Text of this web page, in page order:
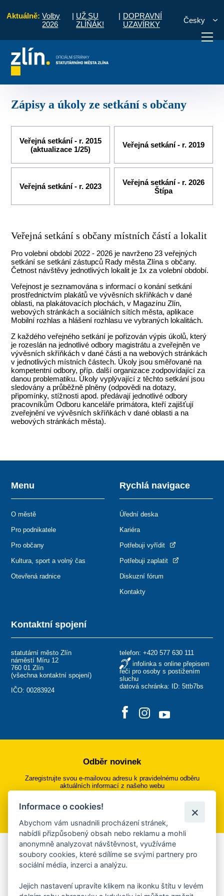
Aktuálně: Volby
2026
| UŽ SU
ZLÍŇÁK!
| DOPRAVNÍ
UZAVÍRKY
Česky
vyřídit Potřebuji zaplatit
Zápisy a úkoly ze setkání s občany
Veřejná setkání - r. 2015
(aktualizace 1/25)
Veřejná setkání - r. 2019
Veřejná setkání - r. 2023
Veřejná setkání - r. 2026
Štípa
Veřejná setkání s občany místních částí a lokalit
Pro volební období 2022 - 2026 je navrženo 23 veřejných
setkání se setkání zástupců Rady města Zlína s občany.
Četnost návštěvy jednotlivých lokalit je 1x za volební období.
Veřejnost je seznamována s informací o konání setkání
prostřednictvím plakátů ve vývěsních skříňkách v dané
oblasti, na plakátovacích plochách, v Magazínu Zlín,
webových stránkách a sociálních sítích města, aplikace
Mobilní rozhlas a hlášení rozhlasu ve vybraných lokalitách.
Z každého veřejného setkání je pořizován výpis úkolů, který
je rozeslán na jednotlivé odbory magistrátu a zveřejněn ve
vývěsních skříňkách v dané části a na webových stránkách
v jednotlivých místních částech. Úkoly jsou směřované na
kompetentní odbory, příp. další organizace zodpovídající za
danou problematiku. Úkoly vyplývající z těchto setkání jsou
sledovány a průběžně plněny (odpovědi na dotazy,
připomínky, stížnosti apod. předávají jednotlivé odbory
pracovníkům Odboru kanceláře primátora, kteří zajišťují
zveřejnění ve vývěsních skříňkách v dané oblasti a na
webových stránkách města).
Kontaktní spojení
statutární město Zlín
náměstí Míru 12
760 01 Zlín
(všechna kontaktní spojení)
IČO: 00283924
telefon: +420 577 630 111
infolinka s online přepisem
řeči pro osoby s postižením
sluchu
datová schránka: ID: 5ttb7bs
Menu
O městě
Pro podnikatele
Pro občany
Kultura, sport a volný čas
Otevřená radnice
Rychlá navigace
Úřední deska
Kariéra
Potřebuji vyřídit
Potřebuji zaplatit
Diskuzní fórum
Kontakty
Odběr novinek
Zaregistrujte svou e-mailovou adresu k pravidelnému odběru
aktuálních informací z našeho webu
Přihlásit se k odběru
Aplikace Mobilní rozhlas
Chcete dostávat do svého mobilu či mailu upozornění na
ankety, pozvánky na kulturní a sportovní akce?
Informace o cookies!
Abychom vám usnadnili procházení stránek,
nabídli přizpůsobený obsah nebo reklamu a mohli
anonymně analyzovat návštěvnost, využíváme
soubory cookies, které sdílíme se svými partnery pro
sociální média, inzerci a analýzu.
Jejich nastavení upravíte klikem na ikonku štítu v levém